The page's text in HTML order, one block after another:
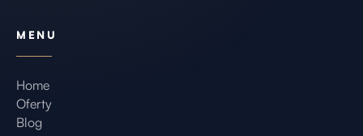
Gorzów Wielkopolski. The interior has undergone a
complete renovation and has been designed with
everyday comfort, functionality, and timeless
aesthetics in mind.
MENU
Home
Oferty
Blog